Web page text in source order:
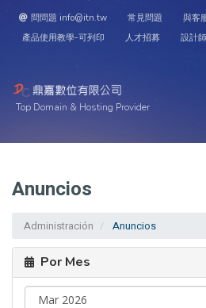
問問題 info@itn.tw 常見問題
與客
產品使用教學-可列印
人才招募 設計
Top Domain & Hosting Provider
Anuncios
Administración Anuncios
Por Mes